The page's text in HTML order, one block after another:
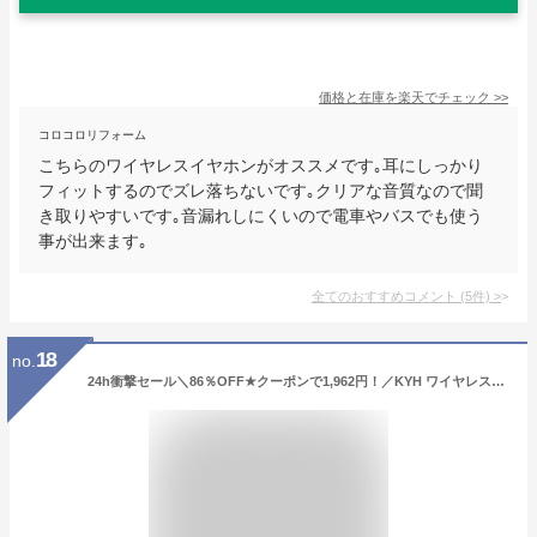
価格と在庫を楽天でチェック >>
コロコロリフォーム
こちらのワイヤレスイヤホンがオススメです｡耳にしっかり
フィットするのでズレ落ちないです｡クリアな音質なので聞
き取りやすいです｡音漏れしにくいので電車やバスでも使う
事が出来ます｡
全てのおすすめコメント (5件) >
no. 18
24h衝撃セール＼86％OFF★クーポンで1,962円！／KYH ワイヤレスイヤホン【2025革新設計】 bluetooth イヤホン 48時間連続再生 ブルートゥース イヤホン Hi-Fi高音質 小型軽量 IPX7防水 Bluetooth5.4 LEDディスプレイAAC片耳/両耳イヤホンbluetoothENCノイズキャンセリング